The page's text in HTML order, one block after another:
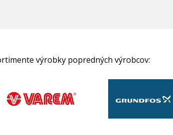
výrobky popredných výrobcov: